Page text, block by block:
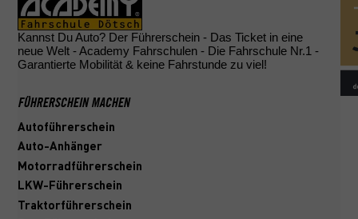
Kannst Du Auto? Der Führerschein - Das Ticket in eine
neue Welt - Academy Fahrschulen - Die Fahrschule Nr.1 -
Garantierte Mobilität & keine Fahrstunde zu viel!
FÜHRERSCHEIN MACHEN
Autoführerschein
Auto-Anhänger
Motorradführerschein
LKW-Führerschein
Traktorführerschein